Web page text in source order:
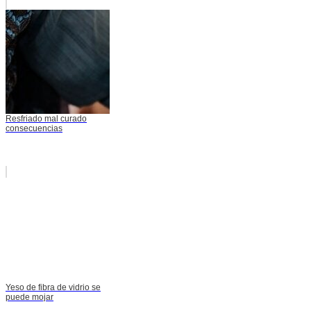
Resfriado mal curado
consecuencias
Yeso de fibra de vidrio se
puede mojar